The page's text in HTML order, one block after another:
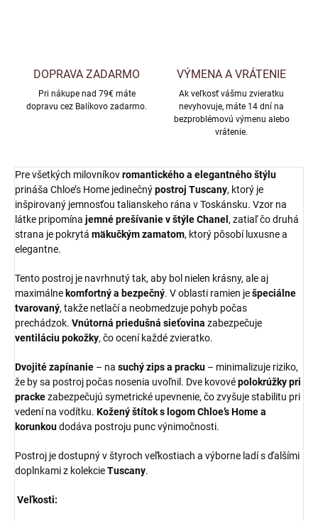
DOPRAVA ZADARMO
Pri nákupe nad 79€ máte
dopravu cez Balíkovo zadarmo.
VÝMENA A VRÁTENIE
Ak veľkosť vášmu zvieratku
nevyhovuje, máte 14 dní na
bezproblémovú výmenu alebo
vrátenie.
Pre všetkých milovníkovromantického a elegantného štýlu
prináša Chloe’s Home jedinečnýpostroj Tuscany, ktorý je
inšpirovaný jemnosťou talianskeho rána v Toskánsku. Vzor na
látke pripomína jemné prešívanie v štýle Chanel , zatiaľ čo druhá
strana je pokrytá mäkučkým zamatom, ktorý pôsobí luxusne a
elegantne.
Tento postroj je navrhnutý tak, aby bol nielen krásny, ale aj
maximálne komfortný a bezpečný. V oblasti ramien ješpeciálne
tvarovaný, takže netlačí a neobmedzuje pohyb počas
prechádzok. Vnútorná priedušná sieťovina zabezpečuje
ventiláciu pokožky, čo ocení každé zvieratko.
Dvojité zapínanie – na suchý zips a pracku – minimalizuje riziko,
že by sa postroj počas nosenia uvoľnil. Dve kovovépolokrúžky pri
prackezabezpečujú symetrické upevnenie, čo zvyšuje stabilitu pri
vedení na vodítku. Kožený štítok s logom Chloe’s Home a
korunkoudodáva postroju punc výnimočnosti.
Postroj je dostupný v štyroch veľkostiach a výborne ladí s ďalšími
doplnkami z kolekcieTuscany.
Veľkosti: